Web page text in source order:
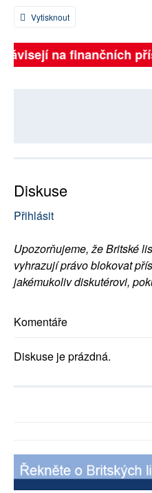
Vytisknout
na finančních
Diskuse
Přihlásit
Upozorňujeme, že Britské
vyhrazují právo blokovat
jakémukoliv diskutérovi,
Komentáře
Diskuse je prázdná.